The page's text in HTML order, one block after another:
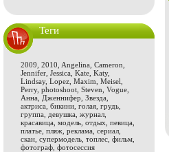
Теги
2009 2010 Angelina Cameron
Jennifer Jessica Kate Katy,
Lindsay, Lopez Maxim Meisel
Perry, photoshoot Steven Vogue
Анна
Дженнифер Звезда
актриса бикини голая грудь
группа
девушка журнал
красавица модель отдых певица
платье пляж реклама сериал
скан супермодель топлес фильм
фотограф фотосессия